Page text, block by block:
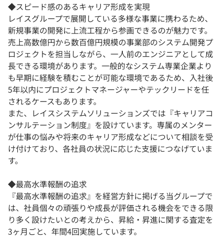
◆スピード感のあるキャリア形成を実現
レイスグループで展開している多様な事業に携わるため、
新規事業の開発に上流工程から参画できるのが魅力です。
売上高数億円から数百億円規模の事業部のシステム開発プ
ロジェクトを担当しながら、一人前のエンジニアとして成
長できる環境があります。一般的なシステム専業企業より
も早期に経験を積むことが可能な環境であるため、入社後
5年以内にプロジェクトマネージャーやテックリードを任
されるケースもあります。
また、レイスシステムソリューションズでは『キャリアコ
ンサルテーション制度』を設けています。専属のメンター
が仕事の悩みや将来のキャリア形成などについて相談を受
け付けており、各社員の状況に応じた支援につなげていま
す。
◆最高水準報酬の追求
『最高水準報酬の追求』を経営方針に掲げる当グループで
は、社員個々の頑張りや成長が評価される機会をできる限
り多く設けたいとの考えから、昇給・昇進に関する査定を
3ヶ月ごと、年間4回実施しています。